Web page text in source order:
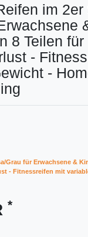
im 2er
8 Teilen
-
-
Grau für Erwachsene &
- Fitnessreifen mit
*